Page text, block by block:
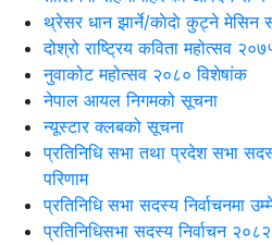
थ्रेसर धान झार्ने/काेदाे कुट्ने मेसिन
दोश्रो राष्ट्रिय कविता महोत्सव
नुवाकोट महोत्सव २०८० विशेषांक
नेपाल आयल निगमको सूचना
न्यूस्टार क्लबको सूचना
प्रतिनिधि सभा तथा प्रदेश सभा
परिणाम
प्रतिनिधि सभा सदस्य निर्वाचनमा
प्रतिनिधिसभा सदस्य निर्वाचन २०८२